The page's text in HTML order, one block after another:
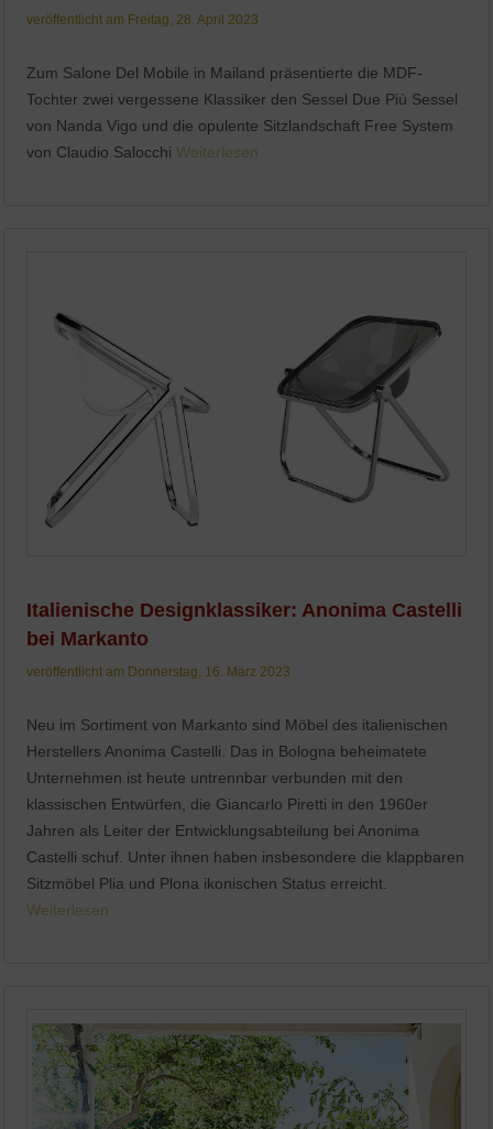
veröffentlicht am Freitag, 28. April 2023
Zum Salone Del Mobile in Mailand präsentierte die MDF-
Tochter zwei vergessene Klassiker den Sessel Due Più Sessel
von Nanda Vigo und die opulente Sitzlandschaft Free System
von Claudio SalocchiWeiterlesen
Italienische Designklassiker: Anonima Castelli
bei Markanto
veröffentlicht am Donnerstag, 16. März 2023
Neu im Sortiment von Markanto sind Möbel des italienischen
Herstellers Anonima Castelli. Das in Bologna beheimatete
Unternehmen ist heute untrennbar verbunden mit den
klassischen Entwürfen, die Giancarlo Piretti in den 1960er
Jahren als Leiter der Entwicklungsabteilung bei Anonima
Castelli schuf. Unter ihnen haben insbesondere die klappbaren
Sitzmöbel Plia und Plona ikonischen Status erreicht.
Weiterlesen